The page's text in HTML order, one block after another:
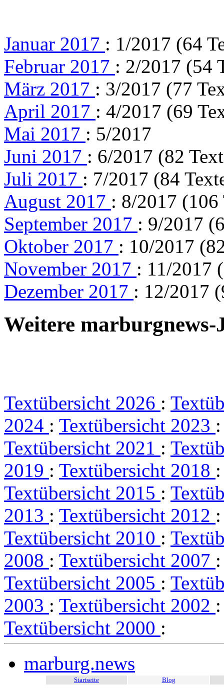
Januar 2017 : 1/2017 (64
Februar 2017 : 2/2017 (54
März 2017 : 3/2017 (77
April 2017 : 4/2017 (69
Mai 2017 : 5/2017
Juni 2017 : 6/2017 (82
Juli 2017 : 7/2017 (84
August 2017 : 8/2017 (106
September 2017 : 9/2017
Oktober 2017 : 10/2017
November 2017 : 11/2017
Dezember 2017 : 12/2017
Weitere marburgnews-
Textübersicht 2026 :
2024 : Textübersicht 2023
Textübersicht 2021 :
2019 : Textübersicht 2018
Textübersicht 2015 :
2013 : Textübersicht 2012
Textübersicht 2010 :
2008 : Textübersicht 2007
Textübersicht 2005 :
2003 : Textübersicht 2002
Textübersicht 2000 :
marburg.news
Startseite Blog